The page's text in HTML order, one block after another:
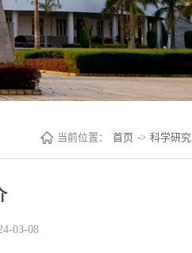
当前位置： 首页 -> 科学研究
03-08